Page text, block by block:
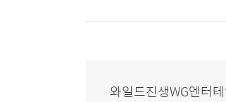
와일드진생WG엔터